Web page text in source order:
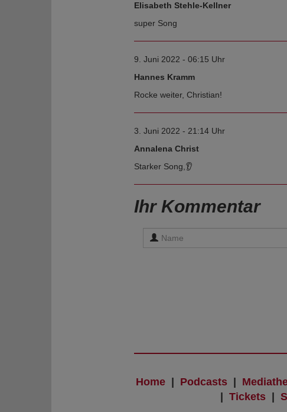
Elisabeth Stehle-Kellner
super Song
9. Juni 2022 - 06:15 Uhr
Hannes Kramm
Rocke weiter, Christian!
3. Juni 2022 - 21:14 Uhr
Annalena Christ
Starker Song,👂
Ihr Kommentar
Home
Podcasts
Tickets|